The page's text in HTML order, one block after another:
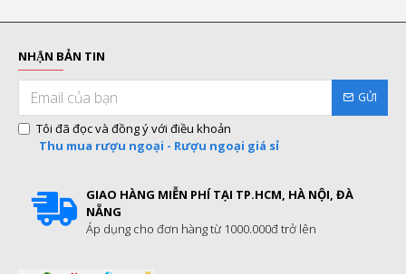
NHẬN BẢN TIN
GỬI
Tôi đã đọc và đồng ý với điều khoản
Thu mua rượu ngoại - Rượu ngoại giá sỉ
GIAO HÀNG MIỄN PHÍ TẠI TP.HCM, HÀ NỘI, ĐÀ
NẴNG
Áp dụng cho đơn hàng từ 1000.000đ trở lên